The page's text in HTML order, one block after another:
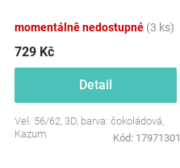
momentálně nedostupné (3 ks)
729 Kč
Detail
Vel. 56/62, 3D, barva: čokoládová,
Kazum
Kód: 17971301